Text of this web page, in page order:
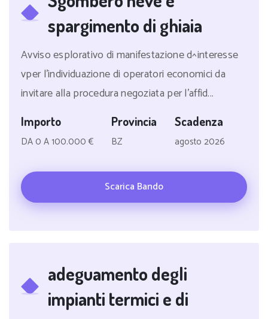
spargimento di ghiaia
Avviso esplorativo di manifestazione d^interesse
vper l'individuazione di operatori economici da
invitare alla procedura negoziata per l'affid...
Importo
DA 0 A 100.000 €
Provincia
BZ
Scadenza
agosto 2026
Scarica Bando
adeguamento degli
impianti termici e di